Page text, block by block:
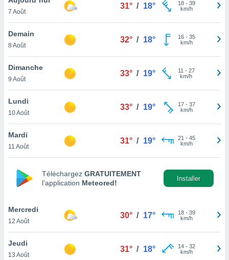
et
»,
au
vous
qu'ils
ou
le
ainsi
un
la
du
7 Août
31° / 18° 18- 39
km/h
Demain
8 Août
32° / 18° 16- 35
km/h
Dimanche
9 Août
33° / 19° 11 - 27
km/h
Lundi
10 Août
33° / 19° 17- 37
km/h
Mardi
11 Août
31° / 19° 21 - 45
km/h
Téléchargez GRATUITEMENT
l’application Meteored!
Installer
Mercredi
12 Août
30° / 17° 18- 39
km/h
Jeudi
13 Août
31° / 18° 14- 32
km/h